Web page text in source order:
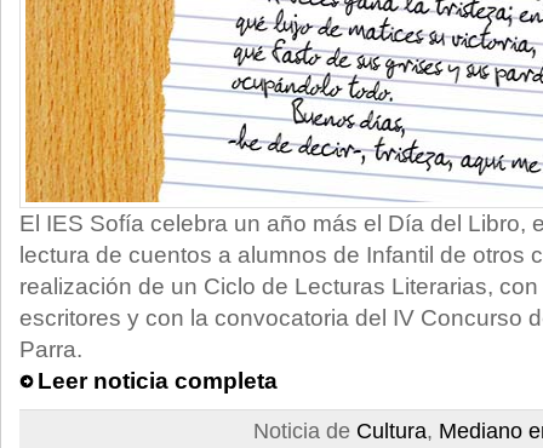
El IES Sofía celebra un año más el Día del Libro,
lectura de cuentos a alumnos de Infantil de otros
realización de un Ciclo de Lecturas Literarias,
escritores y con la convocatoria del IV Concurso
Parra.
Leer noticia completa
Noticia de Cultura, Mediano